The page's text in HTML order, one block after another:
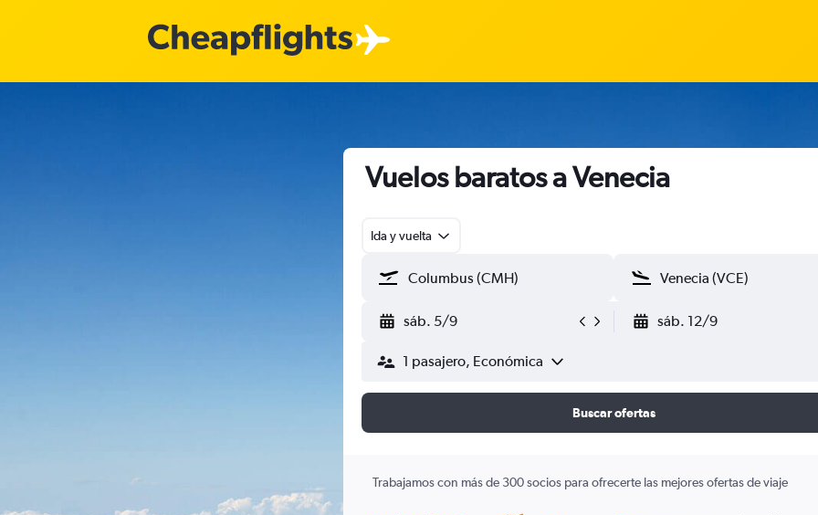
Vuelos baratos a Venecia
Ida y vuelta
sáb. 5/9 sáb. 12/9
1 pasajero, Económica
Buscar ofertas
Trabajamos con más de 300 socios para ofrecerte las mejores ofertas de viaje